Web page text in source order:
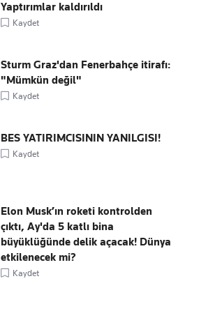
Yaptırımlar kaldırıldı
Kaydet
Sturm Graz'dan Fenerbahçe itirafı:
"Mümkün değil"
Kaydet
BES YATIRIMCISININ YANILGISI!
Kaydet
Elon Musk’ın roketi kontrolden
çıktı, Ay'da 5 katlı bina
büyüklüğünde delik açacak! Dünya
etkilenecek mi?
Kaydet